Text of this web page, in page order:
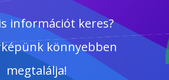
információt keres?
könnyebben
megtalálja!